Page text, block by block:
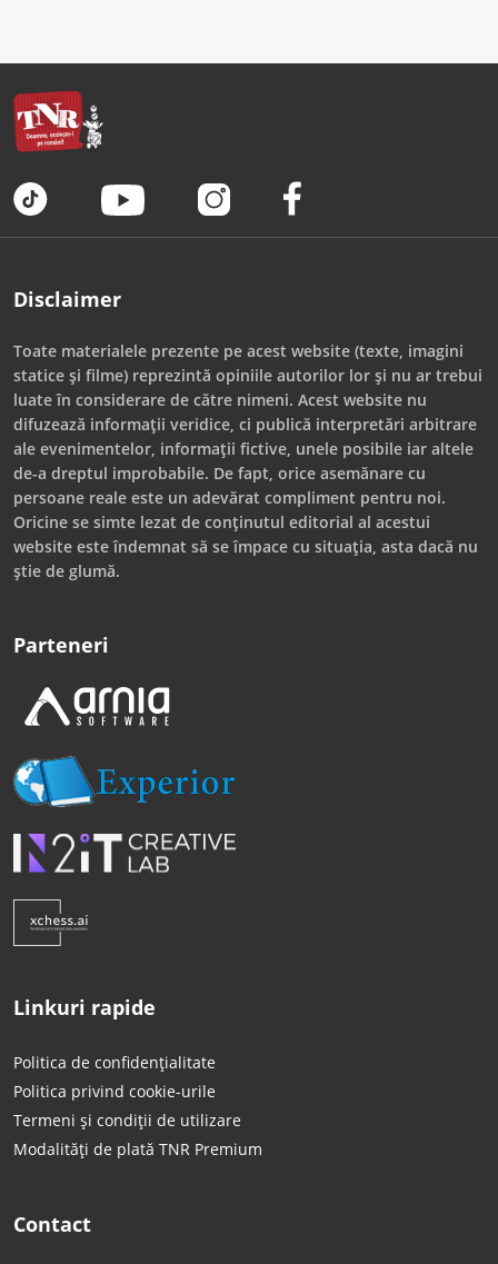
Disclaimer
Toate materialele prezente pe acest website (texte, imagini
statice și filme) reprezintă opiniile autorilor lor și nu ar trebui
luate în considerare de către nimeni. Acest website nu
difuzează informații veridice, ci publică interpretări arbitrare
ale evenimentelor, informații fictive, unele posibile iar altele
de-a dreptul improbabile. De fapt, orice asemănare cu
persoane reale este un adevărat compliment pentru noi.
Oricine se simte lezat de conținutul editorial al acestui
website este îndemnat să se împace cu situația, asta dacă nu
știe de glumă.
Parteneri
Linkuri rapide
Politica de confidențialitate
Politica privind cookie-urile
Termeni și condiții de utilizare
Modalități de plată TNR Premium
Contact